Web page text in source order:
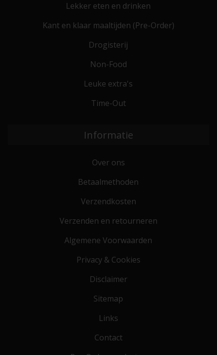
Lekker eten en drinken
Kant en klaar maaltijden (Pre-Order)
Drogisterij
Non-Food
Leuke extra's
Time-Out
Informatie
Over ons
Betaalmethoden
Verzendkosten
Verzenden en retourneren
Algemene Voorwaarden
Privacy & Cookies
Disclaimer
Sitemap
Links
Contact